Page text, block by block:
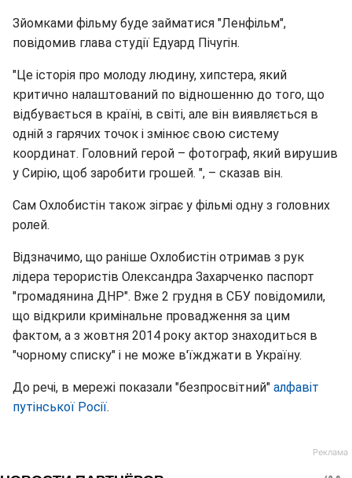
Зйомками фільму буде займатися "Ленфільм",
повідомив глава студії Едуард Пічугін.
"Це історія про молоду людину, хипстера, який
критично налаштований по відношенню до того, що
відбувається в країні, в світі, але він виявляється в
одній з гарячих точок і змінює свою систему
координат. Головний герой – фотограф, який вирушив
у Сирію, щоб заробити грошей. ", – сказав він.
Сам Охлобистін також зіграє у фільмі одну з головних
ролей.
Відзначимо, що раніше Охлобистін отримав з рук
лідера терористів Олександра Захарченко паспорт
"громадянина ДНР". Вже 2 грудня в СБУ повідомили,
що відкрили кримінальне провадження за цим
фактом, а з жовтня 2014 року актор знаходиться в
"чорному списку" і не може в'їжджати в Україну.
До речі, в мережі показали "безпросвітний" алфавіт
путінської Росії.